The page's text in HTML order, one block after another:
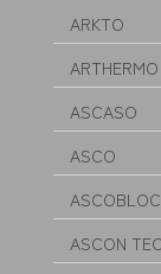
ARKTO
ARTHERMO
ASCASO
ASCO
ASCOBLOC
ASCON